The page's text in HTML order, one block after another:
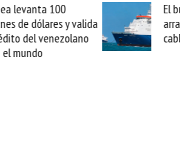
El buque Wave Sentinel
arranca la reparación del
cable de Cirion